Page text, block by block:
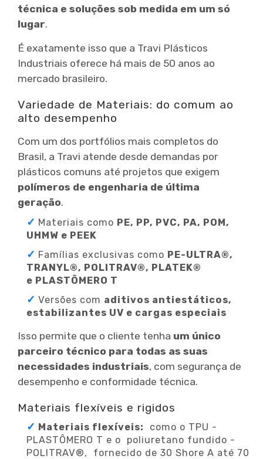
técnica e soluções sob medida em um só
lugar.
É exatamente isso que a Travi Plásticos
Industriais oferece há mais de 50 anos ao
mercado brasileiro.
Variedade de Materiais: do comum ao
alto desempenho
Com um dos portfólios mais completos do
Brasil, a Travi atende desde demandas por
plásticos comuns até projetos que exigem
polímeros de engenharia de última
geração.
Materiais como PE, PP, PVC, PA, POM,
UHMW e PEEK
Famílias exclusivas como PE-ULTRA®,
TRANYL®, POLITRAV®, PLATEK®
e PLASTÔMERO T
Versões com aditivos antiestáticos,
estabilizantes UV e cargas especiais
Isso permite que o cliente tenha um único
parceiro técnico para todas as suas
necessidades industriais, com segurança de
desempenho e conformidade técnica.
Materiais flexíveis e rigidos
Materiais flexíveis:
como o TPU -
PLASTÔMERO T e o poliuretano fundido -
POLITRAV®, fornecido de 30 Shore A até 70